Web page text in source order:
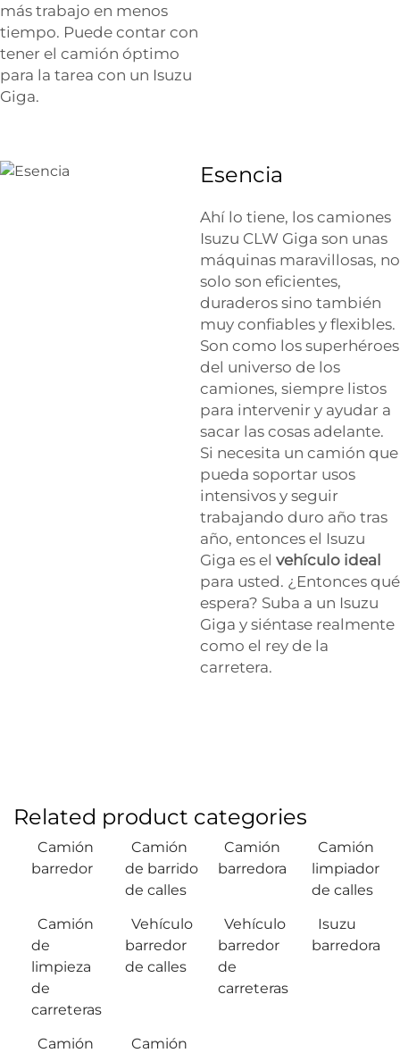
más trabajo en menos
tiempo. Puede contar con
tener el camión óptimo
para la tarea con un Isuzu
Giga.
Esencia
Ahí lo tiene, los camiones
Isuzu CLW Giga son unas
máquinas maravillosas, no
solo son eficientes,
duraderos sino también
muy confiables y flexibles.
Son como los superhéroes
del universo de los
camiones, siempre listos
para intervenir y ayudar a
sacar las cosas adelante.
Si necesita un camión que
pueda soportar usos
intensivos y seguir
trabajando duro año tras
año, entonces el Isuzu
Giga es el vehículo ideal
para usted. ¿Entonces qué
espera? Suba a un Isuzu
Giga y siéntase realmente
como el rey de la
carretera.
Related product categories
Camión
barredor
Camión
de barrido
de calles
Camión
barredora
Camión
limpiador
de calles
Camión
de
limpieza
de
carreteras
Vehículo
barredor
de calles
Vehículo
barredor
de
carreteras
Isuzu
barredora
Camión
Camión